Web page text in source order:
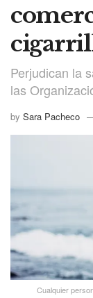
Perjudican la
las
by Sara Pacheco
Cualquier